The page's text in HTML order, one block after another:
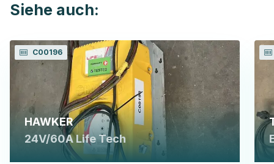
Siehe auch:
C00196
HAWKER
24V/60A Life Tech